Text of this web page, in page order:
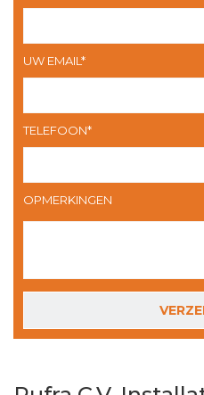
UW EMAIL*
TELEFOON*
OPMERKINGEN
GELIEVE DIT VELD LEEG TE